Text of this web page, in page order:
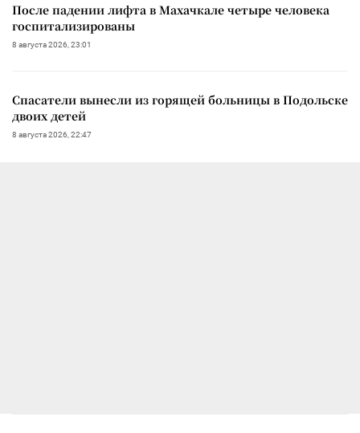
После падении лифта в Махачкале четыре человека
госпитализированы
8 августа 2026, 23:01
Спасатели вынесли из горящей больницы в Подольске
двоих детей
8 августа 2026, 22:47